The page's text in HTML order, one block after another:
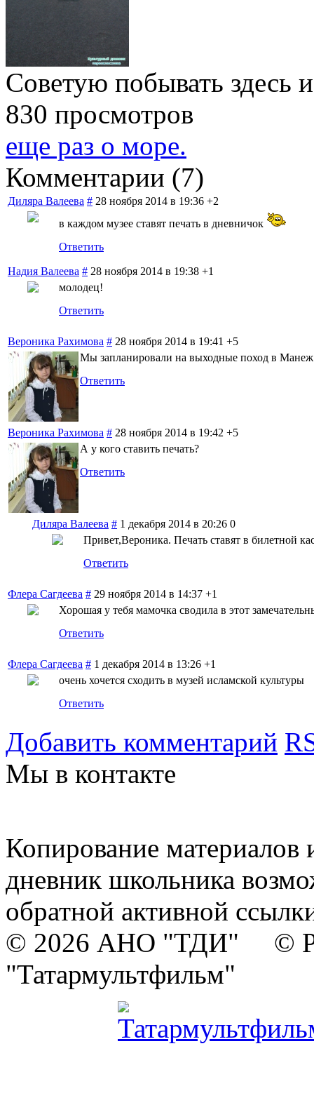
Советую побывать здесь
830 просмотров
еще раз о море.
Комментарии (7)
Диляра Валеева # 28 ноября 2014 в 19:36 +2
в каждом музее ставят печать в дневничок
Ответить
Надия Валеева # 28 ноября 2014 в 19:38 +1
молодец!
Ответить
Вероника Рахимова # 28 ноября 2014 в 19:41 +5
Мы запланировали на выходные поход в
Ответить
Вероника Рахимова # 28 ноября 2014 в 19:42 +5
А у кого ставить печать?
Ответить
Диляра Валеева # 1 декабря 2014 в 20:26 0
Привет,Вероника. Печать ставят в билетной
Ответить
Флера Сагдеева # 29 ноября 2014 в 14:37 +1
Хорошая у тебя мамочка сводила в этот
Ответить
Флера Сагдеева # 1 декабря 2014 в 13:26 +1
очень хочется сходить в музей исламской культуры
Ответить
Добавить комментарий
Мы в контакте
Копирование материалов
дневник школьника
обратной активной
© 2026 АНО "ТДИ" ©
"Татармультфильм"